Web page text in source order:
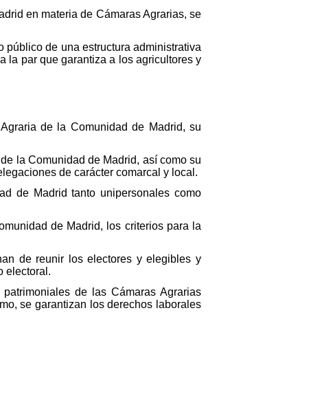
en materia de Cámaras Agrarias, se
público de una estructura administrativa
la par que garantiza a los agricultores y
de la Comunidad de Madrid, su
la Comunidad de Madrid, así como su
de carácter comarcal y local.
de Madrid tanto unipersonales como
de Madrid, los criterios para la
de reunir los electores y elegibles y
electoral.
de las Cámaras Agrarias
se garantizan los derechos laborales